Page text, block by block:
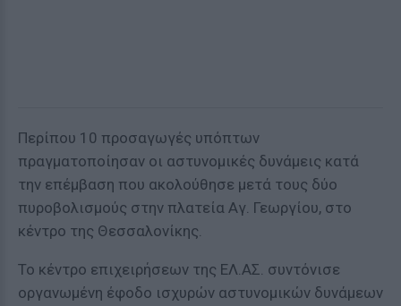
Περίπου 10 προσαγωγές υπόπτων
πραγματοποίησαν οι αστυνομικές δυνάμεις κατά
την επέμβαση που ακολούθησε μετά τους δύο
πυροβολισμούς στην πλατεία Αγ. Γεωργίου, στο
κέντρο της Θεσσαλονίκης.
Το κέντρο επιχειρήσεων της ΕΛ.ΑΣ. συντόνισε
οργανωμένη έφοδο ισχυρών αστυνομικών δυνάμεων